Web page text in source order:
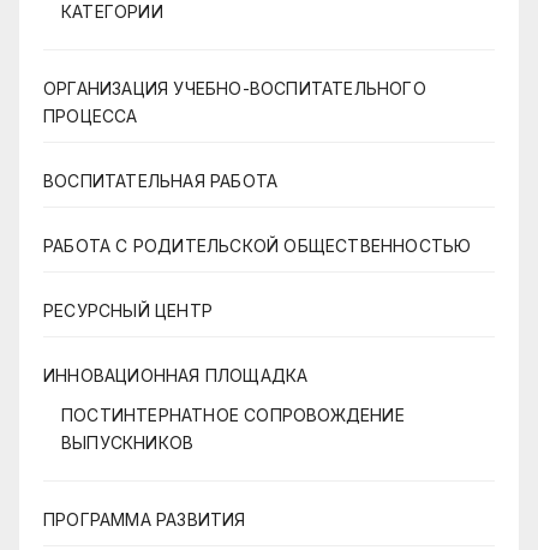
КАТЕГОРИИ
ОРГАНИЗАЦИЯ УЧЕБНО-ВОСПИТАТЕЛЬНОГО
ПРОЦЕССА
ВОСПИТАТЕЛЬНАЯ РАБОТА
РАБОТА С РОДИТЕЛЬСКОЙ ОБЩЕСТВЕННОСТЬЮ
РЕСУРСНЫЙ ЦЕНТР
ИННОВАЦИОННАЯ ПЛОЩАДКА
ПОСТИНТЕРНАТНОЕ СОПРОВОЖДЕНИЕ
ВЫПУСКНИКОВ
ПРОГРАММА РАЗВИТИЯ